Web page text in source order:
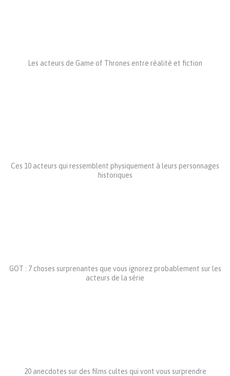
Les acteurs de Game of Thrones entre réalité et fiction
Ces 10 acteurs qui ressemblent physiquement à leurs personnages
historiques
GOT : 7 choses surprenantes que vous ignorez probablement sur les
acteurs de la série
20 anecdotes sur des films cultes qui vont vous surprendre